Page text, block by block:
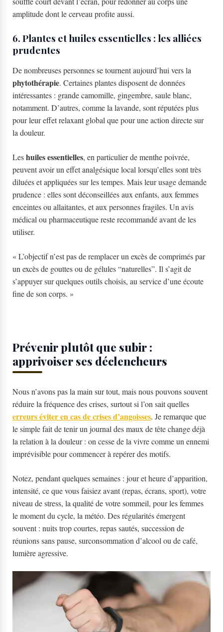
amplitude dont le cerveau profite aussi.
6. Plantes et huiles essentielles : les alliées
prudentes
De nombreuses personnes se tournent aujourd’hui vers la
phytothérapie. Certaines plantes disposent de données
intéressantes : grande camomille, gingembre, saule blanc,
notamment. D’autres, comme la lavande, sont réputées plus
pour leur effet relaxant global que pour une action directe sur
la douleur.
Leshuiles essentielles, en particulier de menthe poivrée,
peuvent avoir un effet analgésique local lorsqu’elles sont très
diluées et appliquées sur les tempes. Mais leur usage demande
prudence : elles sont déconseillées aux enfants, aux femmes
enceintes ou allaitantes, et aux personnes fragiles. Un avis
médical ou pharmaceutique reste recommandé avant de les
utiliser.
« L’objectif n’est pas de remplacer un excès de comprimés par
un excès de gouttes ou de gélules “naturelles”. Il s’agit de
s’appuyer sur quelques outils choisis, au service d’une écoute
fine de son corps. »
Prévenir plutôt que subir :
apprivoiser ses déclencheurs
Nous n’avons pas la main sur tout, mais nous pouvons souvent
réduire la fréquence des crises, surtout si l’on sait quelles
erreurs éviter en cas de crises d’angoisses. Je remarque que
le simple fait de tenir un journal des maux de tête change déjà
la relation à la douleur : on cesse de la vivre comme un ennemi
imprévisible pour commencer à repérer des motifs.
Notez, pendant quelques semaines : jour et heure d’apparition,
intensité, ce que vous faisiez avant (repas, écrans, sport), votre
niveau de stress, la qualité de votre sommeil, pour les femmes
le moment du cycle, la météo. Des régularités émergent
souvent : nuits trop courtes, repas sautés, succession de
réunions sans pause, surconsommation d’alcool ou de café,
lumière agressive.